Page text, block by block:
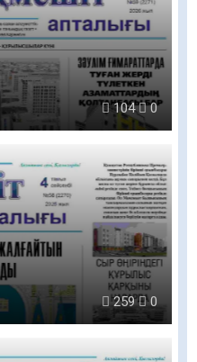
104 0
259 0